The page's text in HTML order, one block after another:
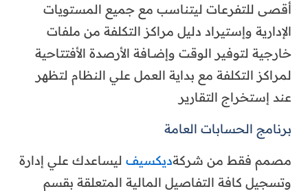
أقصى للتفرعات ليتناسب مع جميع المستويات
الإدارية وإستيراد دليل مراكز التكلفة من ملفات
خارجية لتوفير الوقت وإضــافة الأرصدة الأفتتاحية
لمراكز التكلفة مع بداية العمل علي النظام لتظهر
عند إستخراج التقارير
برنامج الحسابات العامة
مصمم فقط من شركةديكسيف ليساعدك علي إدارة
وتسجيل كافة التفاصيل المالية المتعلقة بقسم